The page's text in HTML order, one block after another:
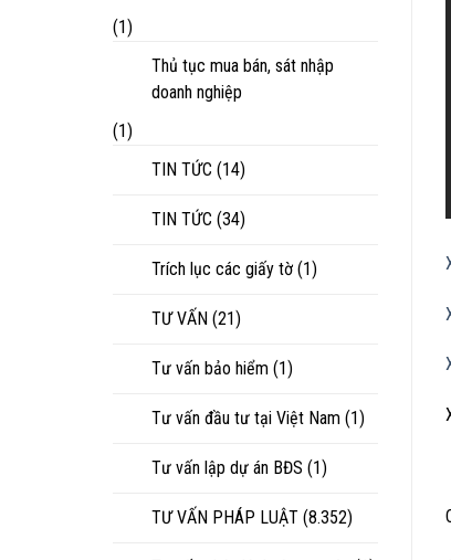
(1)
Thủ tục mua bán, sát nhập
doanh nghiệp
(1)
TIN TỨC (14)
TIN TỨC (34)
Trích lục các giấy tờ (1)
TƯ VẤN (21)
Tư vấn bảo hiểm (1)
Tư vấn đầu tư tại Việt Nam (1)
Tư vấn lập dự án BĐS (1)
TƯ VẤN PHÁP LUẬT (8.352)